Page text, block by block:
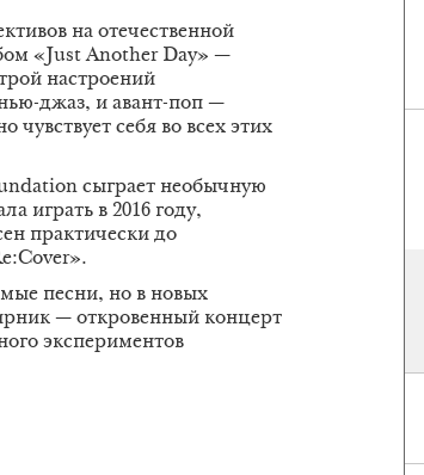
на отечественной
«Just Another Day» —
настроений
джаз, и авант-поп —
себя во всех этих
сыграет необычную
играть в 2016 году,
практически до
песни, но в новых
— откровенный концерт
экспериментов